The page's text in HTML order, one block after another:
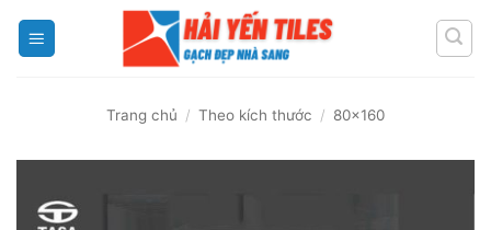
Trang chủ / Theo kích thước / 80x160